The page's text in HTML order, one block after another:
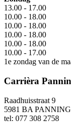
13.00 - 17.00
10.00 - 18.00
10.00 - 18.00
10.00 - 18.00
10.00 - 18.00
10.00 - 17.00
1e zondag van de
Carrièra
Raadhuisstraat 9
5981 BA
tel: 077 308 2758